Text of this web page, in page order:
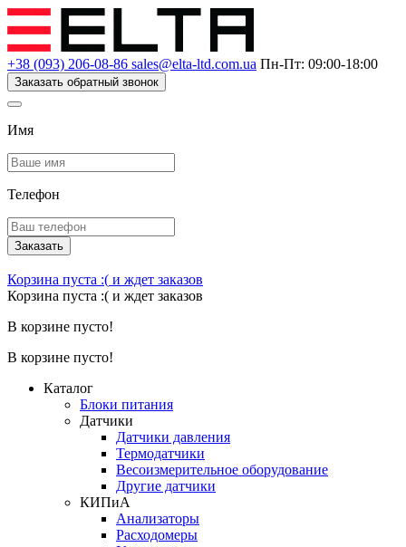
+38 (093) 206-08-86 sales@elta-ltd.com.ua Пн-Пт: 09:00-18:00
Заказать обратный звонок
Имя
Телефон
Заказать
Корзина пуста :( и ждет заказов
Корзина пуста :( и ждет заказов
В корзине пусто!
В корзине пусто!
Каталог
Блоки питания
Датчики
Датчики давления
Термодатчики
Весоизмерительное оборудование
Другие датчики
КИПиА
Анализаторы
Расходомеры